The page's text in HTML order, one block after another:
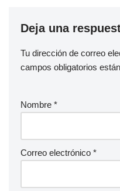
Deja una
Tu dirección de correo
campos obligatorios
Nombre *
Correo electrónico *